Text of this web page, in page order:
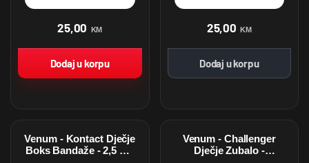
25,00 KM
Dodaj u korpu
25,00 KM
Dodaj u korpu
Venum - Kontact Dječje
Boks Bandaže - 2,5 m -
Venum - Challenger
Dječje Zubalo -